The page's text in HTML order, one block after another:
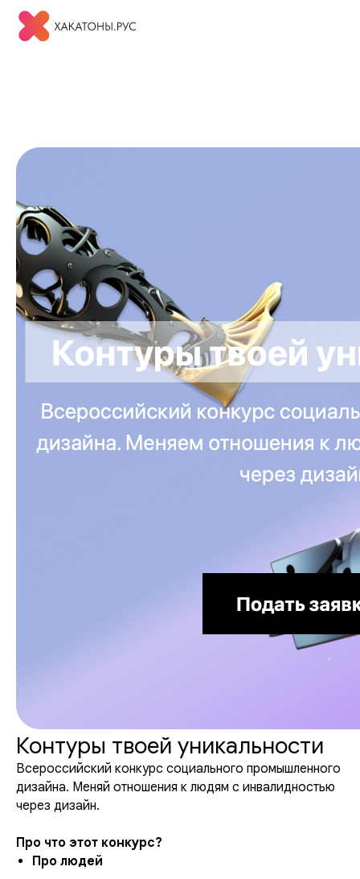
Контуры твоей уникальности
Всероссийский конкурс социального промышленного
дизайна. Меняй отношения к людям с инвалидностью
через дизайн.
Про что этот конкурс?
Про людей